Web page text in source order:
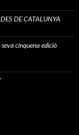
DE CATALUNYA
seva cinquena edició